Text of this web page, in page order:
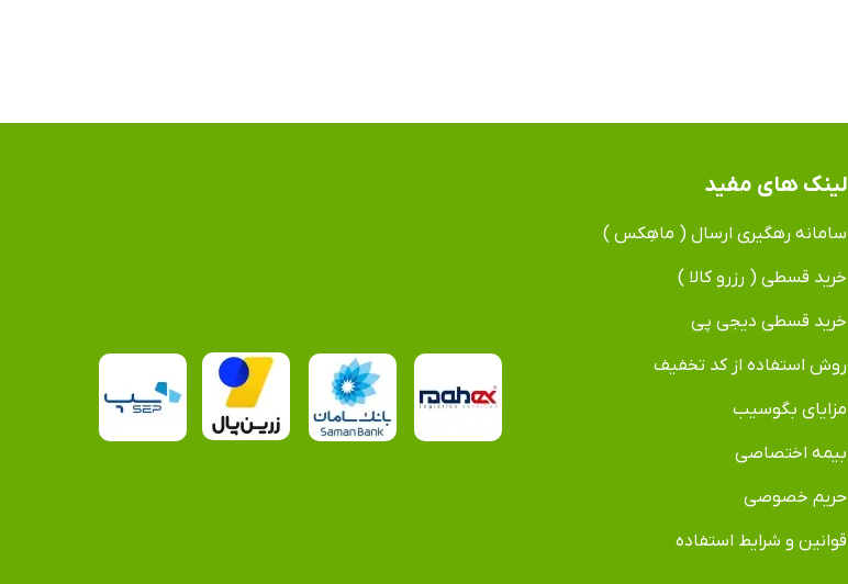
لینک های مفید
سامانه رهگیری ارسال ( ماهِکس )
خرید قسطی ( رزرو کالا )
خرید قسطی دیجی پی
روش استفاده از کد تخفیف
مزایای بگوسیب
بیمه اختصاصی
حریم خصوصی
قوانین و شرایط استفاده